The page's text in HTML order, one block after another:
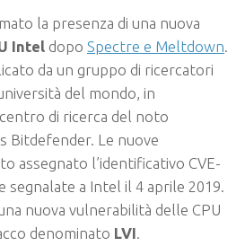
la presenza di una nuova
Intel dopo Spectre e Meltdown.
da un gruppo di ricercatori
del mondo, in
di ricerca del noto
Bitdefender. Le nuove
assegnato l’identificativo CVE-
segnalate a Intel il 4 aprile 2019.
nuova vulnerabilità delle CPU
denominato LVI.